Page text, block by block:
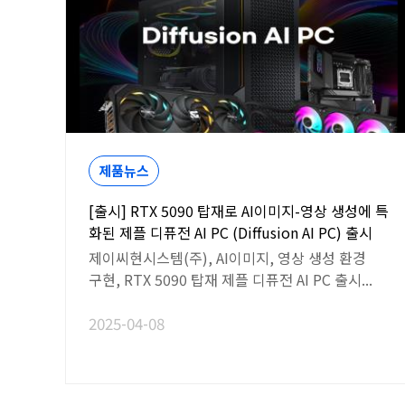
제품뉴스
[출시] RTX 5090 탑재로 AI이미지-영상 생성에 특
화된 제플 디퓨전 AI PC (Diffusion AI PC) 출시
제이씨현시스템(주), AI이미지, 영상 생성 환경
구현, RTX 5090 탑재 제플 디퓨전 AI PC 출시...
2025-04-08